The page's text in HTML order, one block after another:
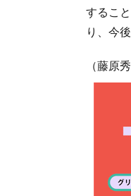
するこ
り、今
（藤原